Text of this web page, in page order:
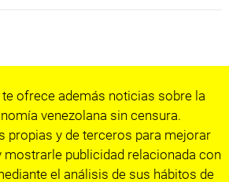
te ofrece además noticias sobre la
venezolana sin censura.
propias y de terceros para mejorar
publicidad relacionada con
el análisis de sus hábitos de